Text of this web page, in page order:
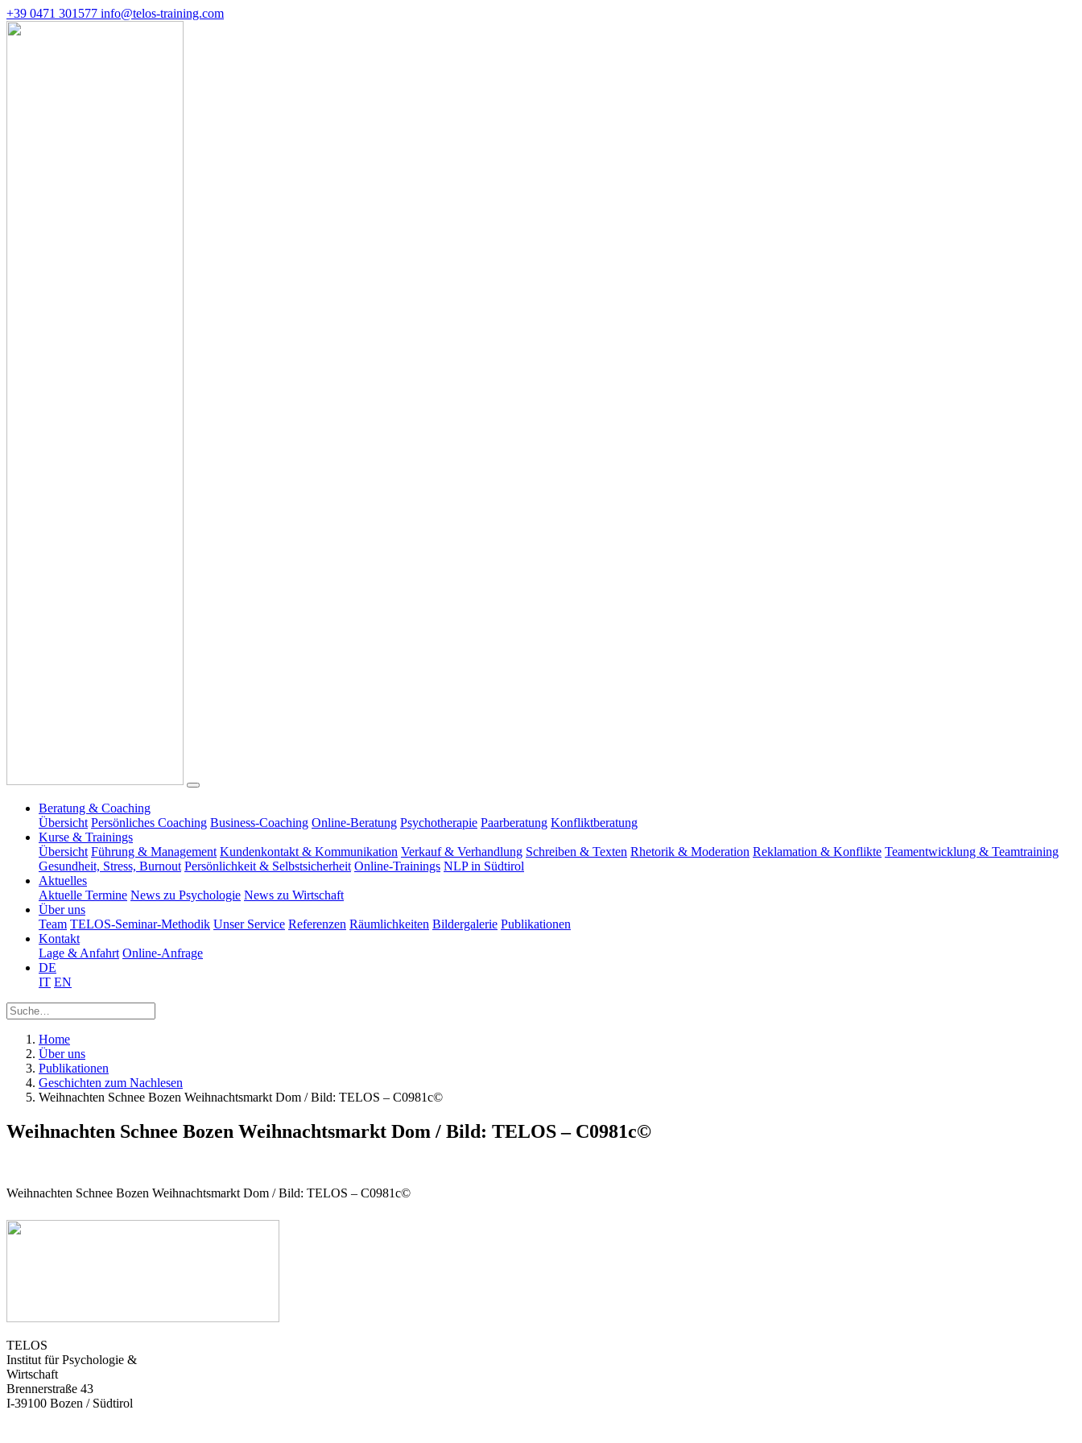
+39 0471 301577 info@telos-training.com
Beratung & Coaching
Übersicht Persönliches Coaching Business-Coaching Online-Beratung Psychotherapie Paarberatung Konfliktberatung
Kurse & Trainings
Übersicht Führung & Management Kundenkontakt & Kommunikation Verkauf & Verhandlung Schreiben & Texten Rhetorik & Moderation Reklamation & Konflikte Teamentwicklung & Teamtraining
Gesundheit, Stress, Burnout Persönlichkeit & Selbstsicherheit Online-Trainings NLP in Südtirol
Aktuelles
Aktuelle Termine News zu Psychologie News zu Wirtschaft
Über uns
Team TELOS-Seminar-Methodik Unser Service Referenzen Räumlichkeiten Bildergalerie Publikationen
Kontakt
Lage & Anfahrt Online-Anfrage
DE
IT EN
Home
Über uns
Publikationen
Geschichten zum Nachlesen
Weihnachten Schnee Bozen Weihnachtsmarkt Dom / Bild: TELOS – C0981c©
Weihnachten Schnee Bozen Weihnachtsmarkt Dom / Bild: TELOS – C0981c©
Weihnachten Schnee Bozen Weihnachtsmarkt Dom / Bild: TELOS – C0981c©
TELOS
Institut für Psychologie &
Wirtschaft
Brennerstraße 43
I-39100 Bozen / Südtirol